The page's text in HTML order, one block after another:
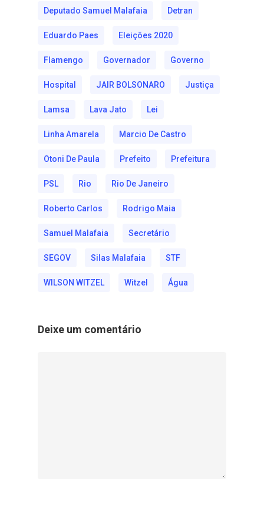
Deputado Samuel Malafaia Detran
Eduardo Paes Eleições 2020
Flamengo Governador Governo
Hospital JAIR BOLSONARO Justiça
Lamsa Lava Jato Lei
Linha Amarela Marcio De Castro
Otoni De Paula Prefeito Prefeitura
PSL Rio Rio De Janeiro
Roberto Carlos Rodrigo Maia
Samuel Malafaia Secretário
SEGOV Silas Malafaia STF
WILSON WITZEL Witzel Água
Deixe um comentário